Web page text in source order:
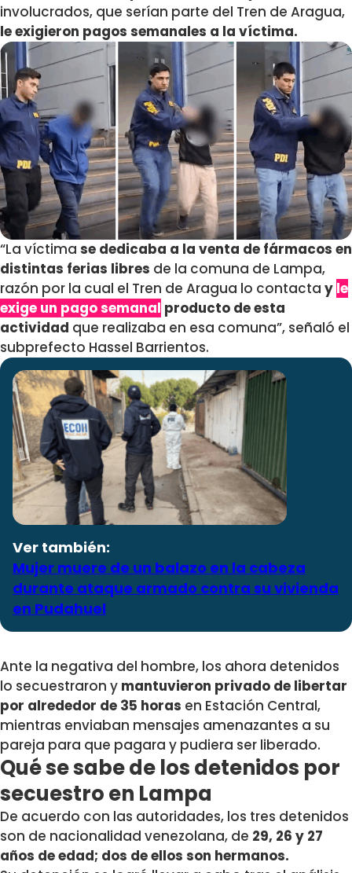
involucrados, que serían parte del Tren de Aragua,
le exigieron pagos semanales a la víctima.
“La víctima se dedicaba a la venta de fármacos en
distintas ferias libres de la comuna de Lampa,
razón por la cual el Tren de Aragua lo contacta y le
exige un pago semanal producto de esta
actividad que realizaba en esa comuna”, señaló el
subprefecto Hassel Barrientos.
Ver también:
Mujer muere de un balazo en la cabeza
durante ataque armado contra su vivienda
en Pudahuel
Ante la negativa del hombre, los ahora detenidos
lo secuestraron y mantuvieron privado de libertar
por alrededor de 35 horas en Estación Central,
mientras enviaban mensajes amenazantes a su
pareja para que pagara y pudiera ser liberado.
Qué se sabe de los detenidos por
secuestro en Lampa
De acuerdo con las autoridades, los tres detenidos
son de nacionalidad venezolana, de 29, 26 y 27
años de edad; dos de ellos son hermanos.